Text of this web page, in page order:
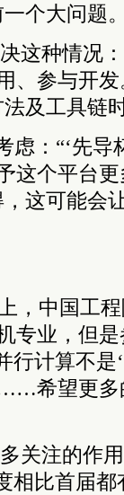
个大问题
这种情况
、参与开
及工具链
虑：“‘先导
这个平台
这可能会
，中国工
专业，但
行计算不是
希望更多
关注的作
相比首届